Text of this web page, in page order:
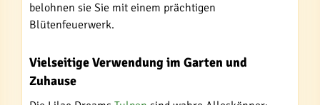
belohnen sie Sie mit einem prächtigen
Blütenfeuerwerk.
Vielseitige Verwendung im Garten und
Zuhause